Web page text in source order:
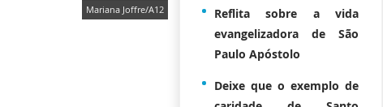
Reflita sobre a vida
evangelizadora de São
Paulo Apóstolo
Deixe que o exemplo de
Mariana Joffre/A12